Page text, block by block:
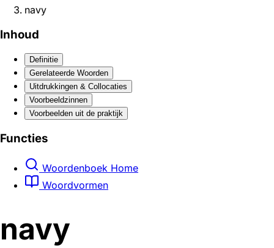
navy
Inhoud
Definitie
Gerelateerde Woorden
Uitdrukkingen & Collocaties
Voorbeeldzinnen
Voorbeelden uit de praktijk
Functies
Woordenboek Home
Woordvormen
navy